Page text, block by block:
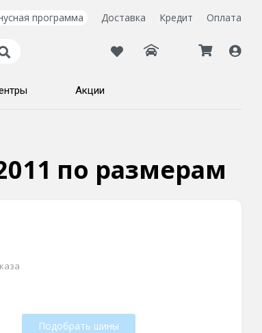
программа Доставка Кредит Оплата
Акции
по размерам
Подобрать шины